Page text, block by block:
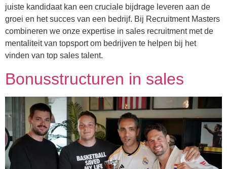
juiste kandidaat kan een cruciale bijdrage leveren aan de
groei en het succes van een bedrijf. Bij Recruitment Masters
combineren we onze expertise in sales recruitment met de
mentaliteit van topsport om bedrijven te helpen bij het
vinden van top sales talent.
Bonusstructuren in sales